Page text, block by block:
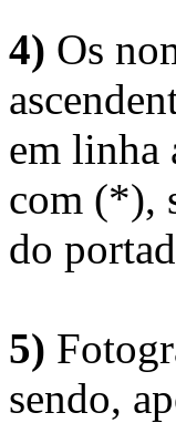
4) Os
em linha
com (*),
do
5)
sendo,